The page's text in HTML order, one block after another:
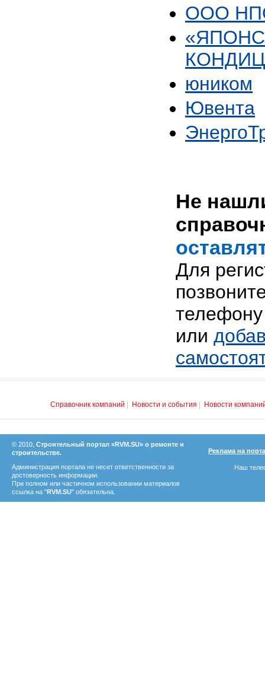
ООО
юником
Ювента
Не
Для
или
Справочник компаний Новости и события Новости
© 2010, Строительный портал «RVM.SU» о ремонте и
строительстве.
Администрация портала не несет ответственности за
достоверность информации.
При полном или частичном использовании материалов
ссылка на "RVM.SU" обязательна.
Реклама на
Наш